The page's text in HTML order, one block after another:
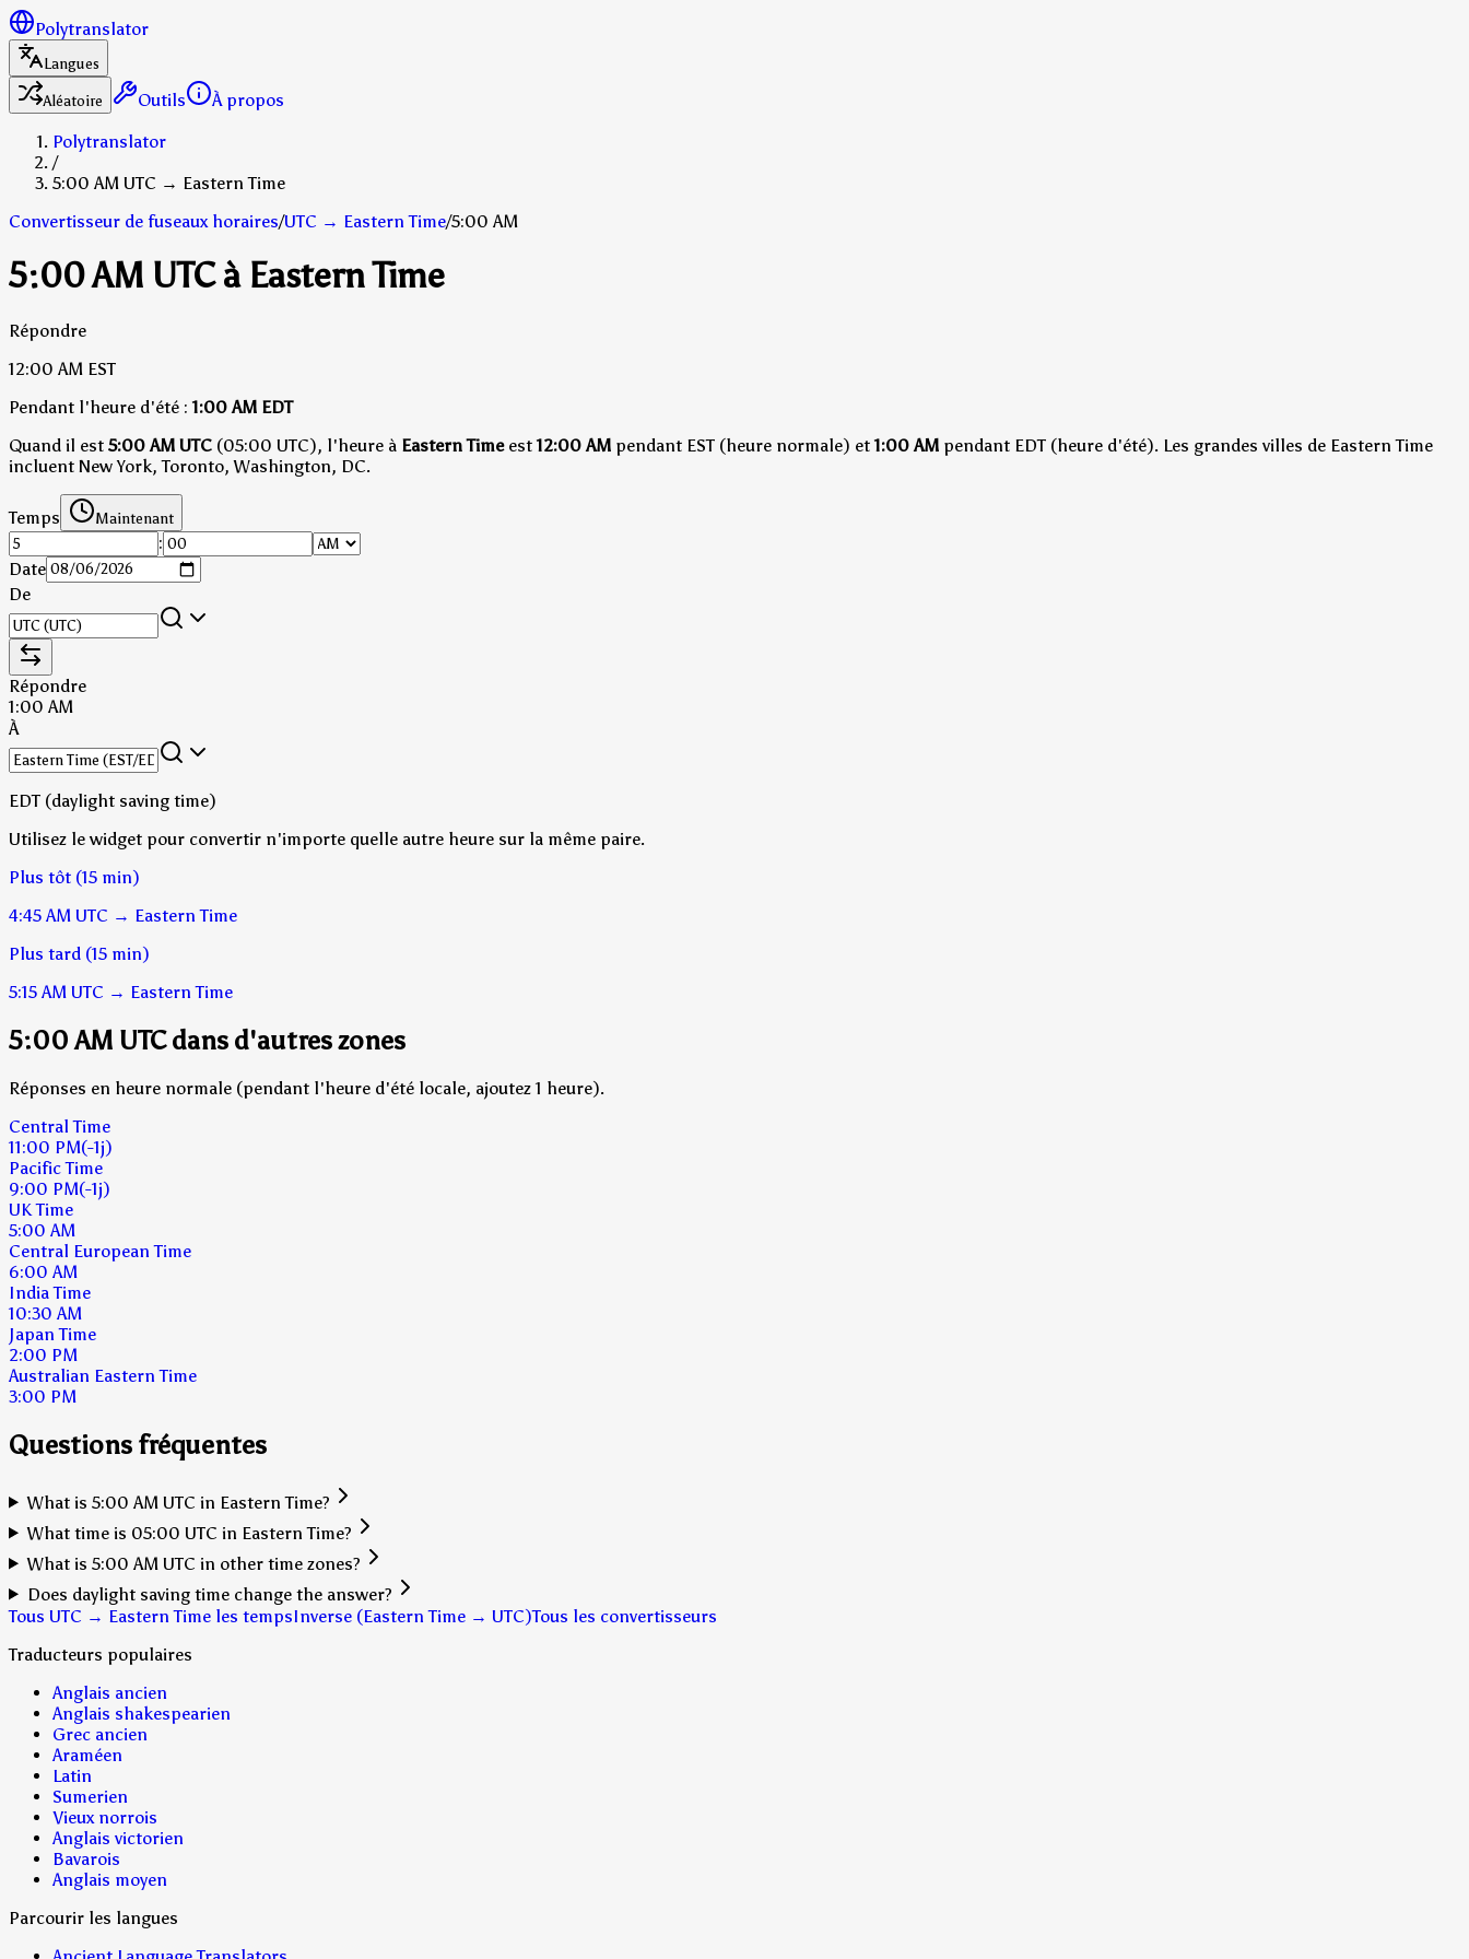
Polytranslator
Langues
Aléatoire
Outils
À propos
Polytranslator
/
5:00 AM UTC → Eastern Time
Convertisseur de fuseaux horaires/UTC → Eastern Time/5:00 AM
5:00 AM UTC à Eastern Time
Répondre
12:00 AM EST
Pendant l'heure d'été : 1:00 AM EDT
Quand il est 5:00 AM UTC (05:00 UTC), l'heure à Eastern Timeest12:00 AM pendant EST (heure normale) et1:00 AM pendant EDT (heure d'été). Les grandes villes de Eastern Time
incluent New York, Toronto, Washington, DC.
Temps Maintenant
:
Date
De
Répondre
1:00 AM
À
EDT (daylight saving time)
Utilisez le widget pour convertir n'importe quelle autre heure sur la même paire.
Plus tôt (15 min)
4:45 AM UTC → Eastern Time
Plus tard (15 min)
5:15 AM UTC → Eastern Time
5:00 AM UTC dans d'autres zones
Réponses en heure normale (pendant l'heure d'été locale, ajoutez 1 heure).
Central Time
11:00 PM(-1j)
Pacific Time
9:00 PM(-1j)
UK Time
5:00 AM
Central European Time
6:00 AM
India Time
10:30 AM
Japan Time
2:00 PM
Australian Eastern Time
3:00 PM
Questions fréquentes
What is 5:00 AM UTC in Eastern Time?
What time is 05:00 UTC in Eastern Time?
What is 5:00 AM UTC in other time zones?
Does daylight saving time change the answer?
Tous UTC → Eastern Time les tempsInverse (Eastern Time → UTC)Tous les convertisseurs
Traducteurs populaires
Anglais ancien
Anglais shakespearien
Grec ancien
Araméen
Latin
Sumerien
Vieux norrois
Anglais victorien
Bavarois
Anglais moyen
Parcourir les langues